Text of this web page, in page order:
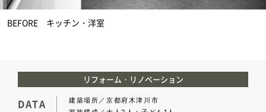
BEFORE キッチン・洋室
リフォーム・リノベーション
DATA 建築場所
京都府木津川市